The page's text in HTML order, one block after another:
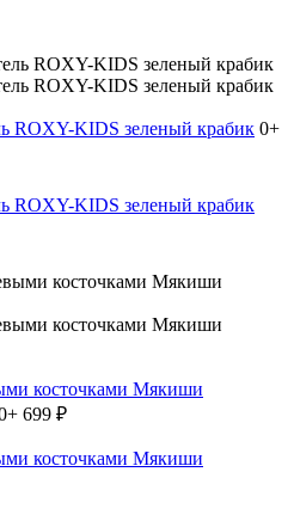
ROXY-KIDS зеленый крабик 0+
ROXY-KIDS зеленый крабик
косточками Мякиши
699 ₽
косточками Мякиши